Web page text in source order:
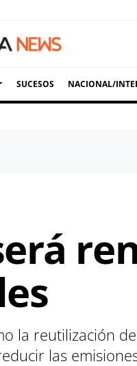
SUCESOS NACIONAL/
la reutilización
las